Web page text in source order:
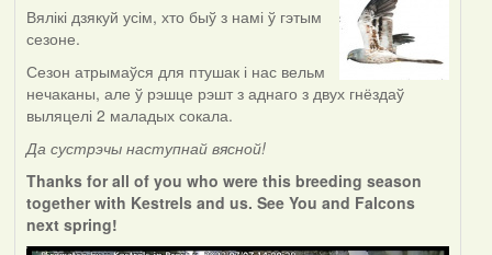
Вялікі дзякуй усім, хто быў з намі ў гэтым
сезоне.
Сезон атрымаўся для птушак і нас вельм
нечаканы, але ў рэшце рэшт з аднаго з двух гнёздаў
выляцелі 2 маладых сокала.
Да сустрэчы наступнай вясной!
Thanks for all of you who were this breeding season
together with Kestrels and us. See You and Falcons
next spring!